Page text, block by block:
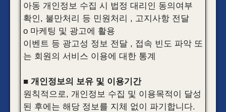
아동 개인정보 수집 시 법정 대리인 동의여부
확인, 불만처리 등 민원처리 , 고지사항 전달
o 마케팅 및 광고에 활용
이벤트 등 광고성 정보 전달 , 접속 빈도 파악 또
는 회원의 서비스 이용에 대한 통계
■ 개인정보의 보유 및 이용기간
원칙적으로, 개인정보 수집 및 이용목적이 달성
된 후에는 해당 정보를 지체 없이 파기합니다.